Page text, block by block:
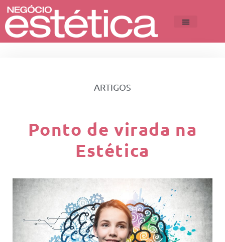
ARTIGOS
Ponto de virada na
Estética